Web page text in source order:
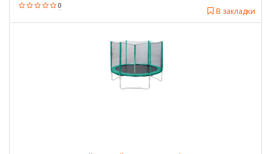
0
В закладки